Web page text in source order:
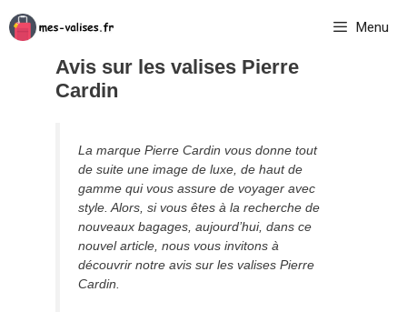
Aller
au
Menu
Avis sur les valises Pierre
Cardin
La marque Pierre Cardin vous donne tout
de suite une image de luxe, de haut de
gamme qui vous assure de voyager avec
style. Alors, si vous êtes à la recherche de
nouveaux bagages, aujourd’hui, dans ce
nouvel article, nous vous invitons à
découvrir notre avis sur les valises Pierre
Cardin.